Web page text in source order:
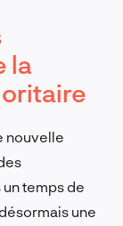
la
nouvelle
temps de
une